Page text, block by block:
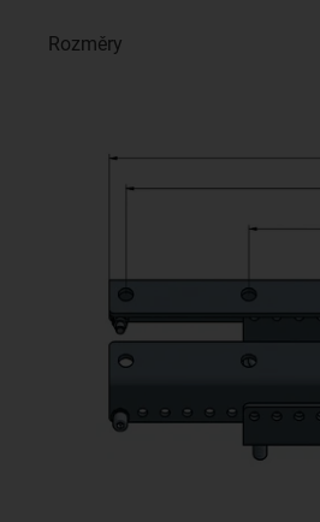
Rozměry